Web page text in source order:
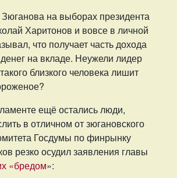
на выборах президента
Харитонов и вовсе в личной
что получает часть дохода
на вкладе. Неужели лидер
близкого человека лишит
ещё остались люди,
в отличном от зюгановского
Госдумы по финрынку
резко осудил заявления главы
«бредом»: